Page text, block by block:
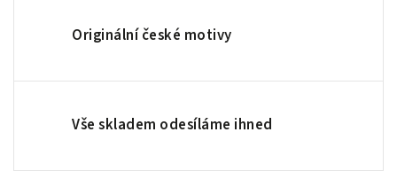
Originální české motivy
Vše skladem odesíláme ihned